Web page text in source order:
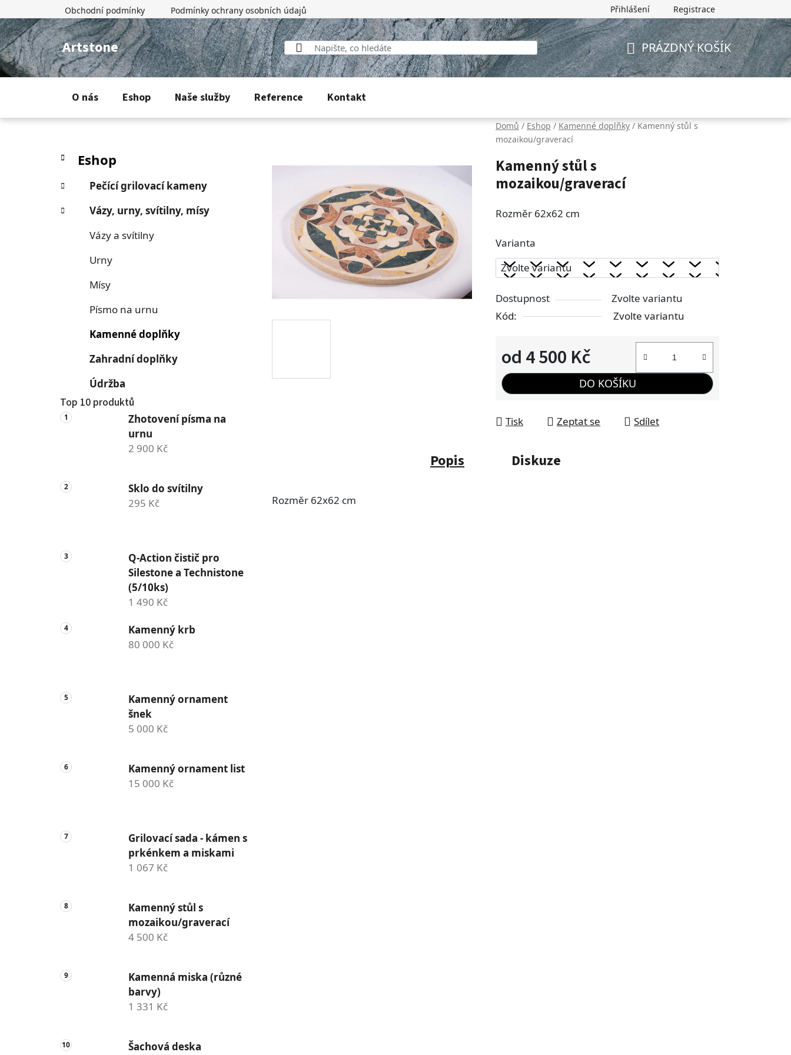
na
obsah
Obchodní podmínky Podmínky ochrany osobních údajů Přihlášení Registrace
Artstone
NÁKUPNÍ
PRÁZDNÝ KOŠÍK
O nás Eshop Naše služby Reference Kontakt
Domů / Eshop / Kamenné doplňky / Kamenný stůl s
mozaikou/graverací
P
o
s
t
r
Přeskočit
kategorie
K
a
e
o
Eshop
Pečící grilovací kameny
Vázy, urny, svítilny, mísy
Vázy a svítilny
Urny
Mísy
Písmo na urnu
Kamenné doplňky
Zahradní doplňky
Údržba
Top 10 produktů
Zhotovení písma na
urnu
2 900 Kč
Sklo do svítilny
295 Kč
Q-Action čistič pro
Silestone a Technistone
(5/10ks)
1 490 Kč
Kamenný krb
80 000 Kč
Kamenný ornament
šnek
5 000 Kč
Kamenný ornament list
15 000 Kč
Grilovací sada - kámen s
prkénkem a miskami
1 067 Kč
Kamenný stůl s
mozaikou/graverací
4 500 Kč
Kamenná miska (různé
barvy)
1 331 Kč
Šachová deska
Kamenný stůl s
mozaikou/graverací
Rozměr 62x62 cm
Varianta
Dostupnost
Zvolte variantu
Kód:
Zvolte variantu
od4 500 Kč
Měrná cena:
DO KOŠÍKU
Tisk Zeptat se Sdílet
Popis Diskuze
Rozměr 62x62 cm